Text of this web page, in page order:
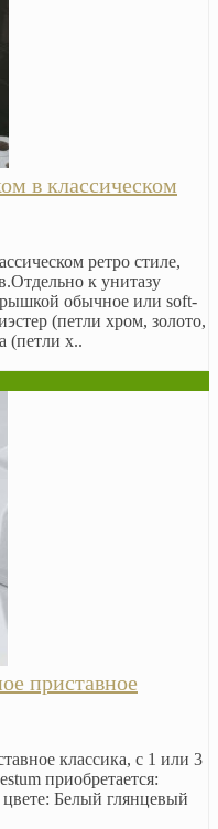
в классическом
ретро стиле,
​Отдельно к унитазу
обычное или soft-
(петли хром, золото,
(петли х..
приставное
классика, с 1 или 3
приобретается:
Белый глянцевый